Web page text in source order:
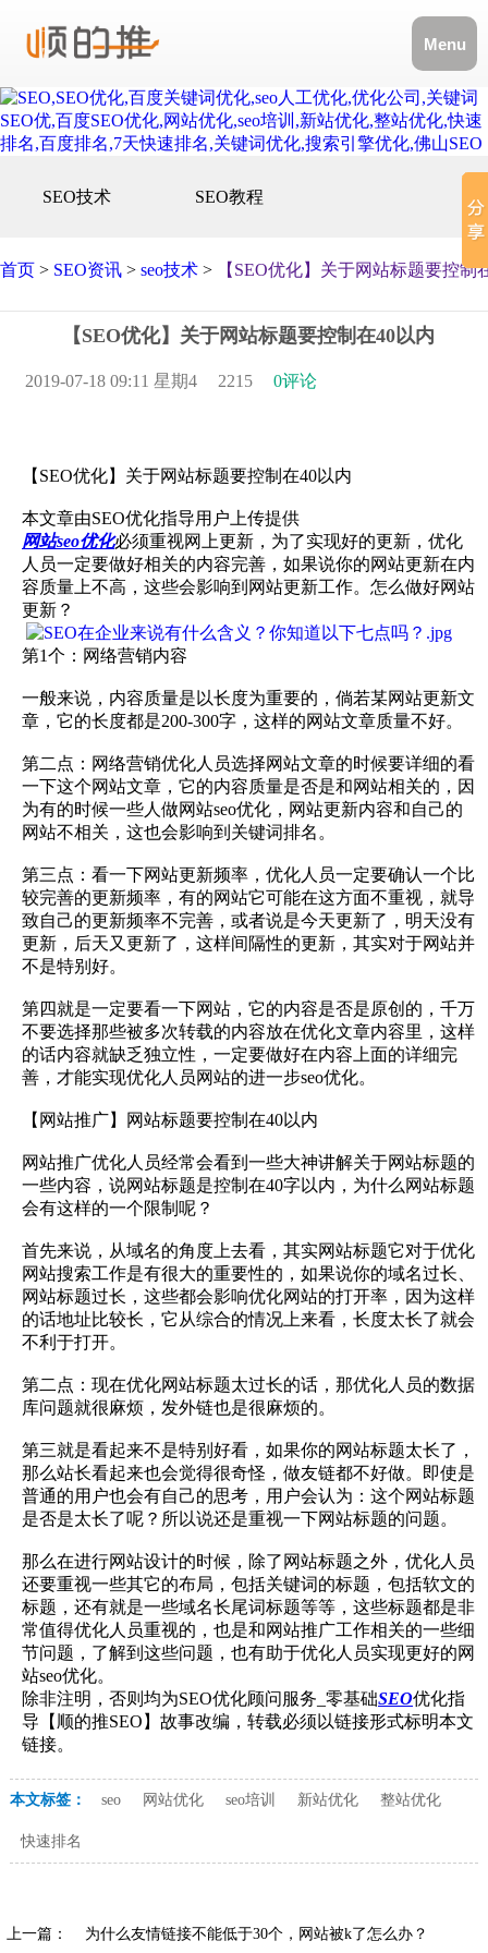
Menu
SEO技术 SEO教程
首页 > SEO资讯 > seo技术 > 【SEO优化】关于网站标题要控制
【SEO优化】关于网站标题要控制在40以内
2019-07-18 09:11 星期4 2215 0评论
【SEO优化】关于网站标题要控制在40以内
本文章由SEO优化指导用户上传提供
网站seo优化必须重视网上更新，为了实现好的更新，优化
人员一定要做好相关的内容完善，如果说你的网站更新在内
容质量上不高，这些会影响到网站更新工作。怎么做好网站
更新？
第1个：网络营销内容
一般来说，内容质量是以长度为重要的，倘若某网站更新文
章，它的长度都是200-300字，这样的网站文章质量不好。
第二点：网络营销优化人员选择网站文章的时候要详细的看
一下这个网站文章，它的内容质量是否是和网站相关的，因
为有的时候一些人做网站seo优化，网站更新内容和自己的
网站不相关，这也会影响到关键词排名。
第三点：看一下网站更新频率，优化人员一定要确认一个比
较完善的更新频率，有的网站它可能在这方面不重视，就导
致自己的更新频率不完善，或者说是今天更新了，明天没有
更新，后天又更新了，这样间隔性的更新，其实对于网站并
不是特别好。
第四就是一定要看一下网站，它的内容是否是原创的，千万
不要选择那些被多次转载的内容放在优化文章内容里，这样
的话内容就缺乏独立性，一定要做好在内容上面的详细完
善，才能实现优化人员网站的进一步seo优化。
【网站推广】网站标题要控制在40以内
网站推广优化人员经常会看到一些大神讲解关于网站标题的
一些内容，说网站标题是控制在40字以内，为什么网站标题
会有这样的一个限制呢？
首先来说，从域名的角度上去看，其实网站标题它对于优化
网站搜索工作是有很大的重要性的，如果说你的域名过长、
网站标题过长，这些都会影响优化网站的打开率，因为这样
的话地址比较长，它从综合的情况上来看，长度太长了就会
不利于打开。
第二点：现在优化网站标题太过长的话，那优化人员的数据
库问题就很麻烦，发外链也是很麻烦的。
第三就是看起来不是特别好看，如果你的网站标题太长了，
那么站长看起来也会觉得很奇怪，做友链都不好做。即使是
普通的用户也会有自己的思考，用户会认为：这个网站标题
是否是太长了呢？所以说还是重视一下网站标题的问题。
那么在进行网站设计的时候，除了网站标题之外，优化人员
还要重视一些其它的布局，包括关键词的标题，包括软文的
标题，还有就是一些域名长尾词标题等等，这些标题都是非
常值得优化人员重视的，也是和网站推广工作相关的一些细
节问题，了解到这些问题，也有助于优化人员实现更好的网
站seo优化。
除非注明，否则均为SEO优化顾问服务_零基础SEO优化指
导【顺的推SEO】故事改编，转载必须以链接形式标明本文
链接。
本文标签： seo 网站优化 seo培训 新站优化 整站优化
快速排名
上一篇： 为什么友情链接不能低于30个，网站被k了怎么办？